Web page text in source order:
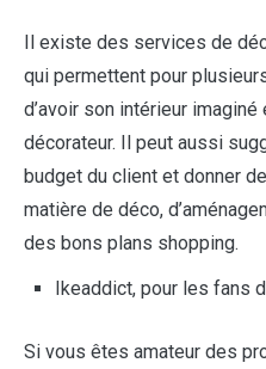
Il existe des services de
qui permettent pour
d’avoir son intérieur imaginé
décorateur. Il peut aussi
budget du client et donner
matière de déco,
des bons plans shopping.
Ikeaddict, pour les fans
Si vous êtes amateur des